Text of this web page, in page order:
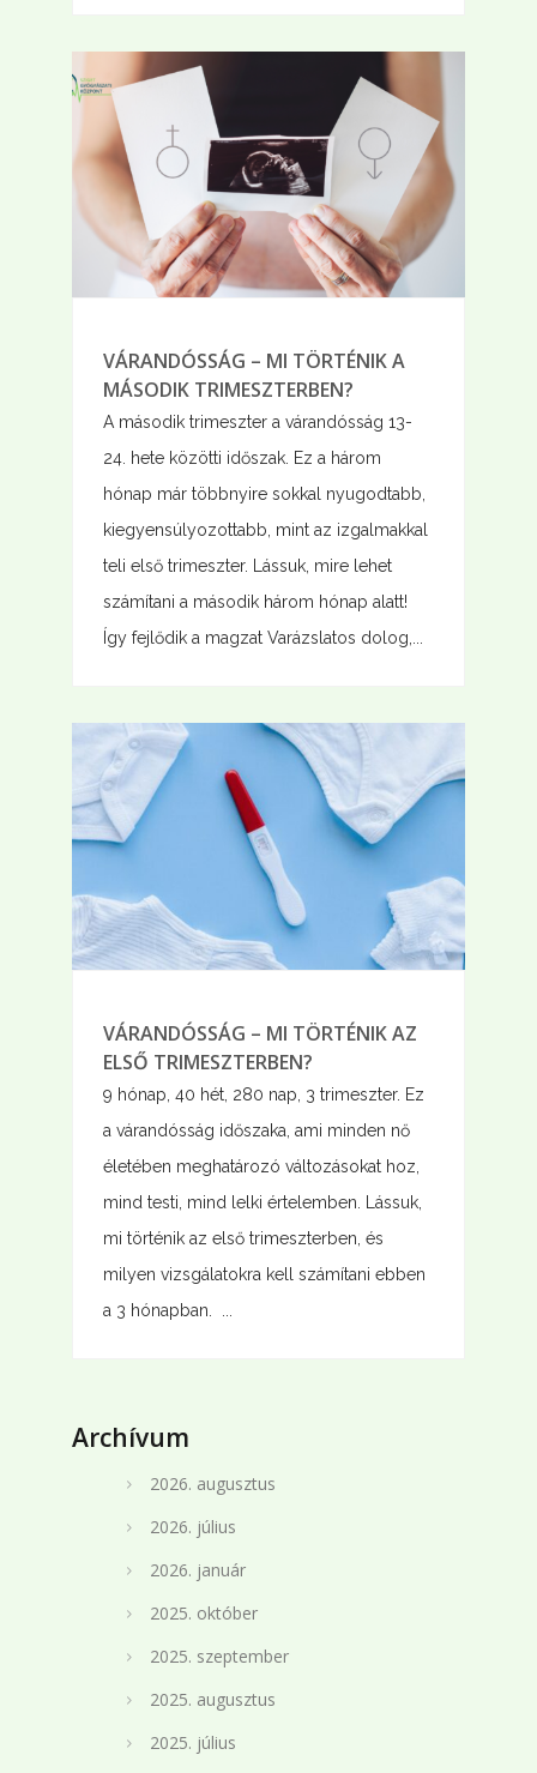
VÁRANDÓSSÁG – MI TÖRTÉNIK A
MÁSODIK TRIMESZTERBEN?
A második trimeszter a várandósság 13-
24. hete közötti időszak. Ez a három
hónap már többnyire sokkal nyugodtabb,
kiegyensúlyozottabb, mint az izgalmakkal
teli első trimeszter. Lássuk, mire lehet
számítani a második három hónap alatt!
Így fejlődik a magzat Varázslatos dolog,...
VÁRANDÓSSÁG – MI TÖRTÉNIK AZ
ELSŐ TRIMESZTERBEN?
9 hónap, 40 hét, 280 nap, 3 trimeszter. Ez
a várandósság időszaka, ami minden nő
életében meghatározó változásokat hoz,
mind testi, mind lelki értelemben. Lássuk,
mi történik az első trimeszterben, és
milyen vizsgálatokra kell számítani ebben
a 3 hónapban. ...
Archívum
2026. augusztus
2026. július
2026. január
2025. október
2025. szeptember
2025. augusztus
2025. július